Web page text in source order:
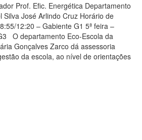
Prof. Efic. Energética Departamento
Silva José Arlindo Cruz Horário de
12:20 – Gabiente G1 5ª feira –
O departamento Eco-Escola da
Gonçalves Zarco dá assessoria
da escola, ao nível de orientações